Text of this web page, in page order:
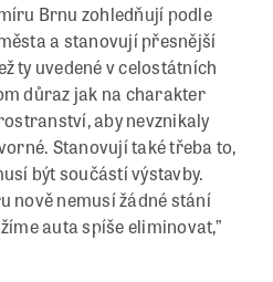
Brnu zohledňují podle
a stanovují přesnější
ty uvedené v celostátních
důraz jak na charakter
aby nevznikaly
Stanovují také třeba to,
být součástí výstavby.
nově nemusí žádné stání
auta spíše eliminovat,”